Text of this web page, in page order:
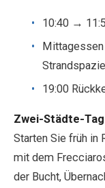
10:40 →
19:00
Zwei-Städte-
Starten Sie früh in
mit dem
der Bucht,